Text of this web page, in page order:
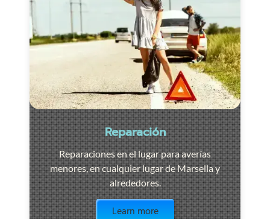
Reparación
Reparaciones en el lugar para averías
menores, en cualquier lugar de Marsella y
alrededores.
Learn more